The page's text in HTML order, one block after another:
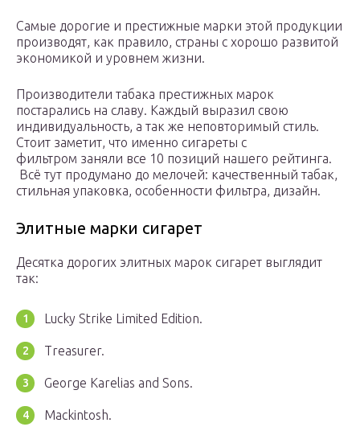
Самые дорогие и престижные марки этой продукции
производят, как правило, страны с хорошо развитой
экономикой и уровнем жизни.
Производители табака престижных марок
постарались на славу. Каждый выразил свою
индивидуальность, а так же неповторимый стиль.
Стоит заметит, что именно сигареты с
фильтром заняли все 10 позиций нашего рейтинга.
Всё тут продумано до мелочей: качественный табак,
стильная упаковка, особенности фильтра, дизайн.
Элитные марки сигарет
Десятка дорогих элитных марок сигарет выглядит
так:
Lucky Strike Limited Edition.
Treasurer.
George Karelias and Sons.
Mackintosh.